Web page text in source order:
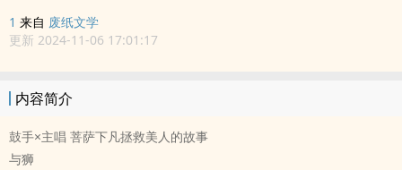
1 来自 废纸文学
更新 2024-11-06 17:01:17
内容简介
鼓手×主唱 菩萨下凡拯救美人的故事
与狮